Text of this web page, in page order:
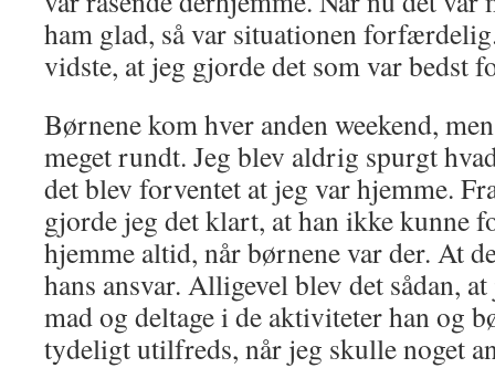
ham glad, så var situationen
vidste, at jeg gjorde det som var bedst
Børnene kom hver anden weekend,
meget rundt. Jeg blev aldrig spurgt
det blev forventet at jeg var hjemme.
gjorde jeg det klart, at han ikke kunne
hjemme altid, når børnene var der. At
hans ansvar. Alligevel blev det sådan,
mad og deltage i de aktiviteter han og
tydeligt utilfreds, når jeg skulle noget